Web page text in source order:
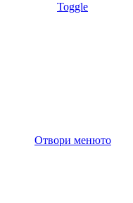
Toggle
Отвори менюто